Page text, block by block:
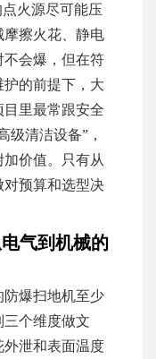
火源尽可能压
擦火花、静电
不会爆，但在符
的前提下，大
里最常跟安全
级清洁设备”，
价值。只有从
预算和选型决
气到机械的
防爆扫地机至少
个维度做文
泄和表面温度